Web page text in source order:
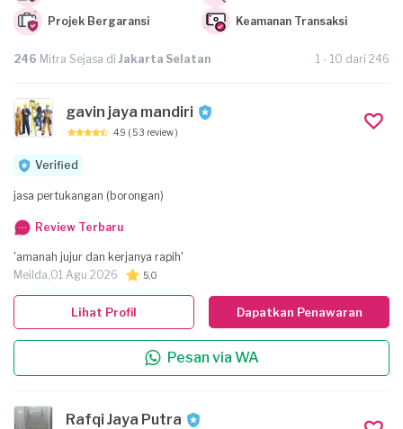
Projek Bergaransi Keamanan Transaksi
246 Mitra Sejasa di Jakarta Selatan 1 - 10 dari 246
gavin jaya mandiri
4.9 ( 53 review )
Verified
jasa pertukangan (borongan)
Review Terbaru
'amanah jujur dan kerjanya rapih'
Meilda,01 Agu 2026 5,0
Dapatkan Penawaran
Pesan via WA
Lihat Profil
Rafqi Jaya Putra